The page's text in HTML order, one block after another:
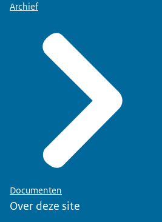
Archief
Documenten
Over deze site